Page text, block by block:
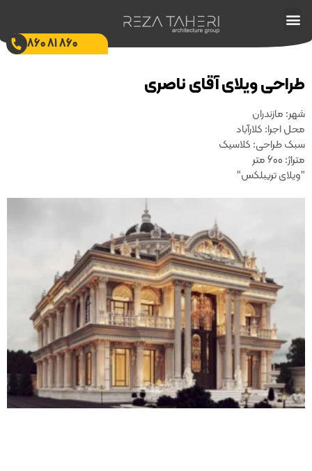
860 81 860
طراحی ویلای آقای ناصری
شهر: مازندران
محل اجرا: کلارآباد
سبک طراحی: کلاسیک
متراژ: 600 متر
"ویلای تریبلکس"